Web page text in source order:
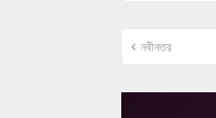
নবীনতর